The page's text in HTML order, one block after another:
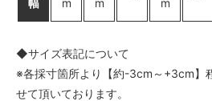
◆サイズ表記について
※各採寸箇所より【約-3cm～+3cm】
せて頂いております。